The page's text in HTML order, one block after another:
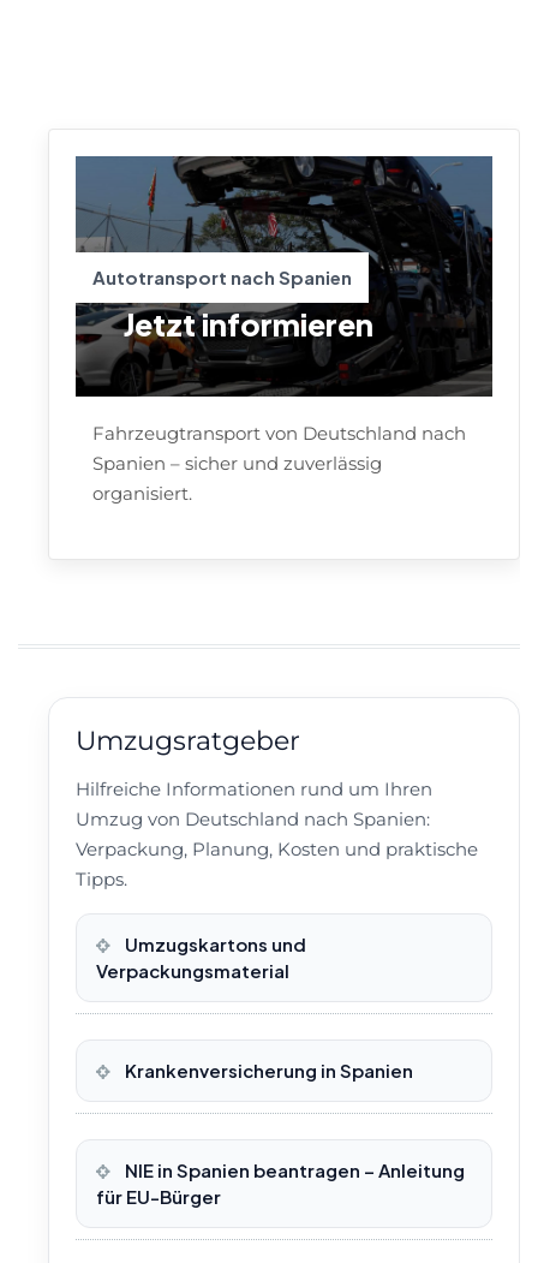
Autotransport nach Spanien
Jetzt informieren
Fahrzeugtransport von Deutschland nach
Spanien – sicher und zuverlässig
organisiert.
Umzugsratgeber
Hilfreiche Informationen rund um Ihren
Umzug von Deutschland nach Spanien:
Verpackung, Planung, Kosten und praktische
Tipps.
Umzugskartons und
Verpackungsmaterial
Krankenversicherung in Spanien
NIE in Spanien beantragen – Anleitung
für EU-Bürger